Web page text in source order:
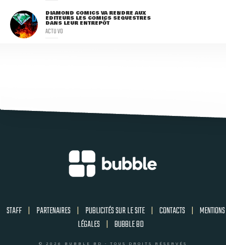
DIAMOND COMICS VA RENDRE AUX
ÉDITEURS LES COMICS SÉQUESTRÉS
DANS LEUR ENTREPÔT
ACTU VO
STAFF | PARTENAIRES | PUBLICITÉS SUR LE SITE | CONTACTS | MENTIONS
LÉGALES | BUBBLE BD
© 2026 BUBBLE BD - TOUS DROITS RÉSERVÉS